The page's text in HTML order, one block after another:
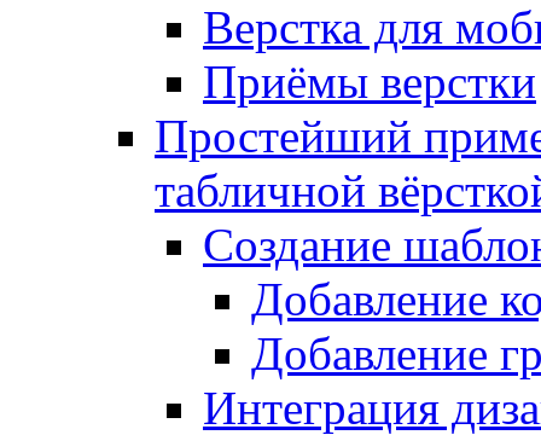
Верстка для
Приёмы верстки
Простейший
табличной
Создание
Добавление
Добавление
Интеграция